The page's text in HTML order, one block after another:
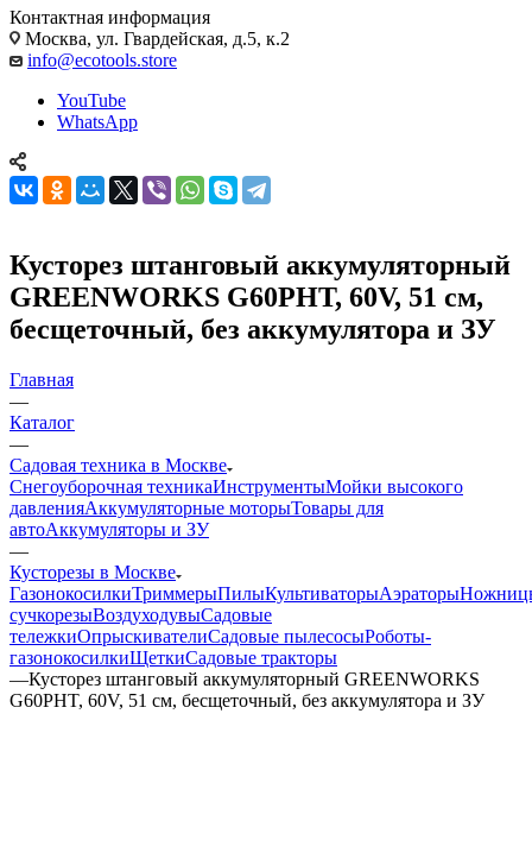
Контактная информация
Москва, ул. Гвардейская, д.5, к.2
info@ecotools.store
YouTube
WhatsApp
Кусторез штанговый аккумуляторный
GREENWORKS G60PHT, 60V, 51 см,
бесщеточный, без аккумулятора и ЗУ
Главная
—
Каталог
—
Садовая техника в Москве
Снегоуборочная техникаИнструментыМойки высокого
давленияАккумуляторные моторыТовары для
автоАккумуляторы и ЗУ
—
Кусторезы в Москве
ГазонокосилкиТриммерыПилыКультиваторыАэраторы
сучкорезыВоздуходувыСадовые
тележкиОпрыскивателиСадовые пылесосыРоботы-
газонокосилкиЩеткиСадовые тракторы
—Кусторез штанговый аккумуляторный GREENWORKS
G60PHT, 60V, 51 см, бесщеточный, без аккумулятора и ЗУ